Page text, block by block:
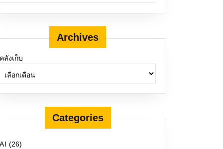
Archives
คลังเก็บ
Categories
AI (26)